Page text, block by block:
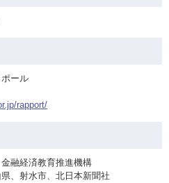
ール
rapport/
融経済教育推進機構
、射水市、北日本新聞社